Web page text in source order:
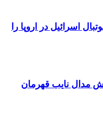
اسرائیل در اروپا را
مدال نایب قهرمان